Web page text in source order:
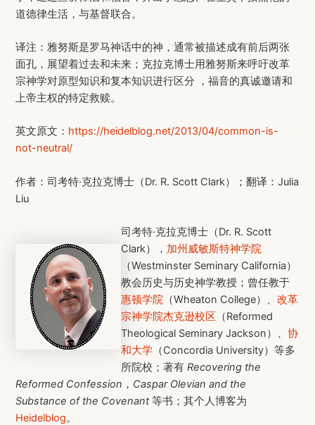
道德律生活，与基督联合。
译注：雅努斯是罗马神话中的神，通常被描述成有前后两张
面孔，展望着过去和未来；克拉克博士用雅努斯来呼吁改革
宗神学对原型知识和复本知识进行区分 ，福音的真诚邀请和
上帝主权的特定救赎。
英文原文： https://heidelblog.net/2013/04/common-is-
not-neutral/
作者：司考特·克拉克博士（Dr. R. Scott Clark）；翻译：Julia
Liu
司考特·克拉克博士（Dr. R. Scott
Clark）， 加州威敏斯特神学院
（Westminster Seminary California）
教会历史与历史神学教授；曾任教于
惠顿学院 （Wheaton College）、改革
宗神学院杰克逊校区 （Reformed
Theological Seminary Jackson）、协
和大学 （Concordia University）等多
所院校；著有Recovering the
Reformed Confession ， Caspar Olevian and the
Substance of the Covenant等书；其个人博客为
Heidelblog。